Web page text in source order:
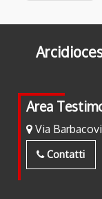
Area
Via
Contatti